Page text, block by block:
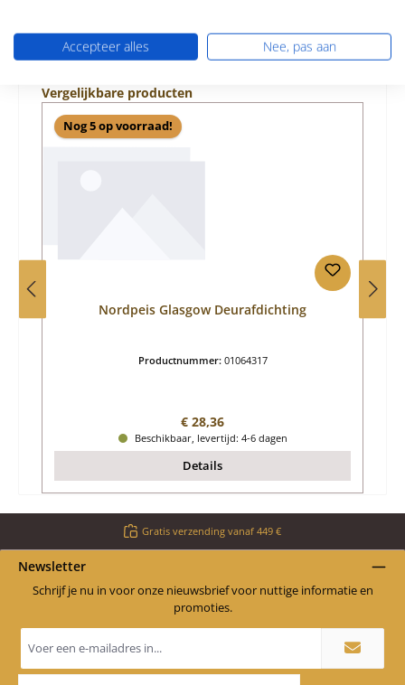
Productgalerij overslaan
Vergelijkbare producten
Nog 5 op voorraad!
Nordpeis Glasgow Deurafdichting
Productnummer: 01064317
Normale prijs:
€ 28,36
Beschikbaar, levertijd: 4-6 dagen
Details
Gratis verzending vanaf 449 €
Newsletter
Schrijf je nu in voor onze nieuwsbrief voor nuttige informatie en
promoties.
mailadres
Accepteer alles Nee, pas aan